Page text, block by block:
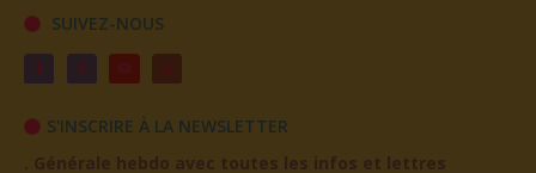
SUIVEZ-NOUS
S'INSCRIRE À LA NEWSLETTER